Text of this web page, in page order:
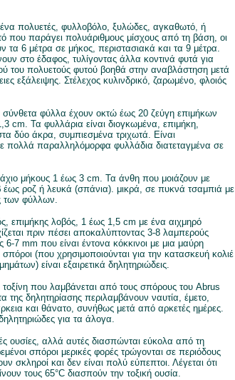
πολυετές, φυλλοβόλο, ξυλώδες, αγκαθωτό, ή
που παράγει πολυάριθμους μίσχους από τη βάση, οι
τα 6 μέτρα σε μήκος, περιστασιακά και τα 9 μέτρα.
στο έδαφος, τυλίγοντας άλλα κοντινά φυτά για
του πολυετούς φυτού βοηθά στην αναβλάστηση μετά
εξάλειψης. Στέλεχος κυλινδρικό, ζαρωμένο, φλοιός
φύλλα έχουν οκτώ έως 20 ζεύγη επιμήκων
cm. Τα φυλλάρια είναι διογκωμένα, επιμήκη,
δύο άκρα, συμπιεσμένα τριχωτά. Είναι
πολλά παραλληλόμορφα φυλλάδια διατεταγμένα σε
μήκους 1 έως 3 cm. Τα άνθη που μοιάζουν με
έως ροζ ή λευκά (σπάνια). μικρά, σε πυκνά τσαμπιά με
των φύλλων.
επιμήκης λοβός, 1 έως 1,5 cm με ένα αιχμηρό
πριν πέσει αποκαλύπτοντας 3-8 λαμπερούς
7 mm που είναι έντονα κόκκινοι με μια μαύρη
σπόροι (που χρησιμοποιούνται για την κατασκευή κολιέ
είναι εξαιρετικά δηλητηριώδεις.
τοξίνη που λαμβάνεται από τους σπόρους του Abrus
δηλητηρίασης περιλαμβάνουν ναυτία, έμετο,
και θάνατο, συνήθως μετά από αρκετές ημέρες.
για τα άλογα.
ουσίες, αλλά αυτές διασπώνται εύκολα από τη
σπόροι μερικές φορές τρώγονται σε περιόδους
σκληροί και δεν είναι πολύ εύπεπτοι. Λέγεται ότι
τους 65°C διασπούν την τοξική ουσία.